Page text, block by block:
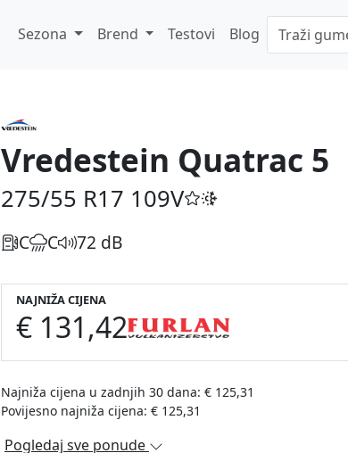
Sezona Brend Testovi Blog
Vredestein Quatrac 5
275/55 R17 109V
C C 72 dB
NAJNIŽA CIJENA
€ 131,42
Najniža cijena u zadnjih 30 dana: € 125,31
Povijesno najniža cijena: € 125,31
Pogledaj sve ponude